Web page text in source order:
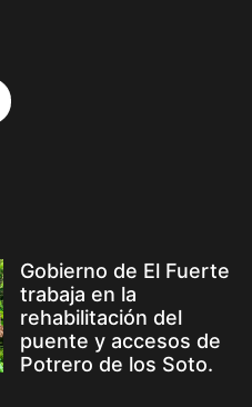
Gobierno de El Fuerte
trabaja en la
rehabilitación del
puente y accesos de
Potrero de los Soto.